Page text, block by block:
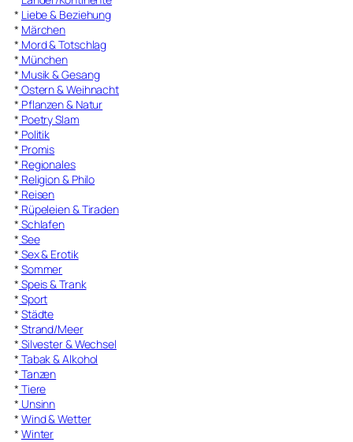
* Liebe & Beziehung
* Märchen
* Mord & Totschlag
* München
* Musik & Gesang
* Ostern & Weihnacht
* Pflanzen & Natur
* Poetry Slam
* Politik
* Promis
* Regionales
* Religion & Philo
* Reisen
* Rüpeleien & Tiraden
* Schlafen
* See
* Sex & Erotik
* Sommer
* Speis & Trank
* Sport
* Städte
* Strand/Meer
* Silvester & Wechsel
* Tabak & Alkohol
* Tanzen
* Tiere
* Unsinn
* Wind & Wetter
* Winter